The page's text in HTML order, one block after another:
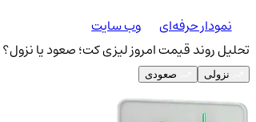
نمودار حرفه‌ای
وب سایت
تحلیل روند قیمت امروز لیزی کت؛ صعود یا نزول؟
نزولی صعودی